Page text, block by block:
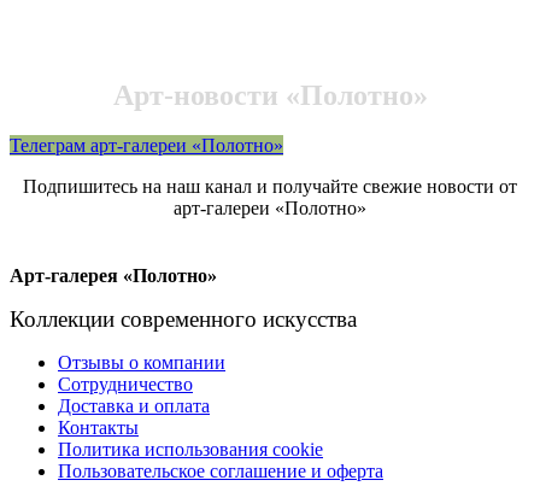
Арт-новости «Полотно»
Телеграм арт-галереи «Полотно»
Подпишитесь на наш канал и получайте свежие новости от
арт-галереи «Полотно»
Арт-галерея «Полотно»
Коллекции современного искусства
Отзывы о компании
Сотрудничество
Доставка и оплата
Контакты
Политика использования cookie
Пользовательское соглашение и оферта